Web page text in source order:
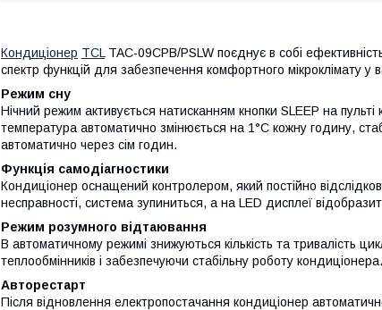
Кондиціонер TCL TAC-09CPB/PSLW поєднує в собі
спектр функцій для забезпечення комфортного мікроклімату у
Режим сну
Нічний режим активується натисканням кнопки SLEEP на
температура автоматично змінюється на 1°С кожну годину,
автоматично через сім годин.
Функція самодіагностики
Кондиціонер оснащений контролером, який постійно
несправності, система зупиниться, а на LED дисплеї
Режим розумного відтаювання
В автоматичному режимі знижуються кількість та тривалість
теплообмінників і забезпечуючи стабільну роботу кондиціонера.
Авторестарт
Після відновлення електропостачання кондиціонер